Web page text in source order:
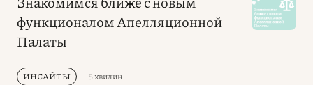
функционалом Апелляционной
Палаты
ИНСАЙТЫ 5 хвилин